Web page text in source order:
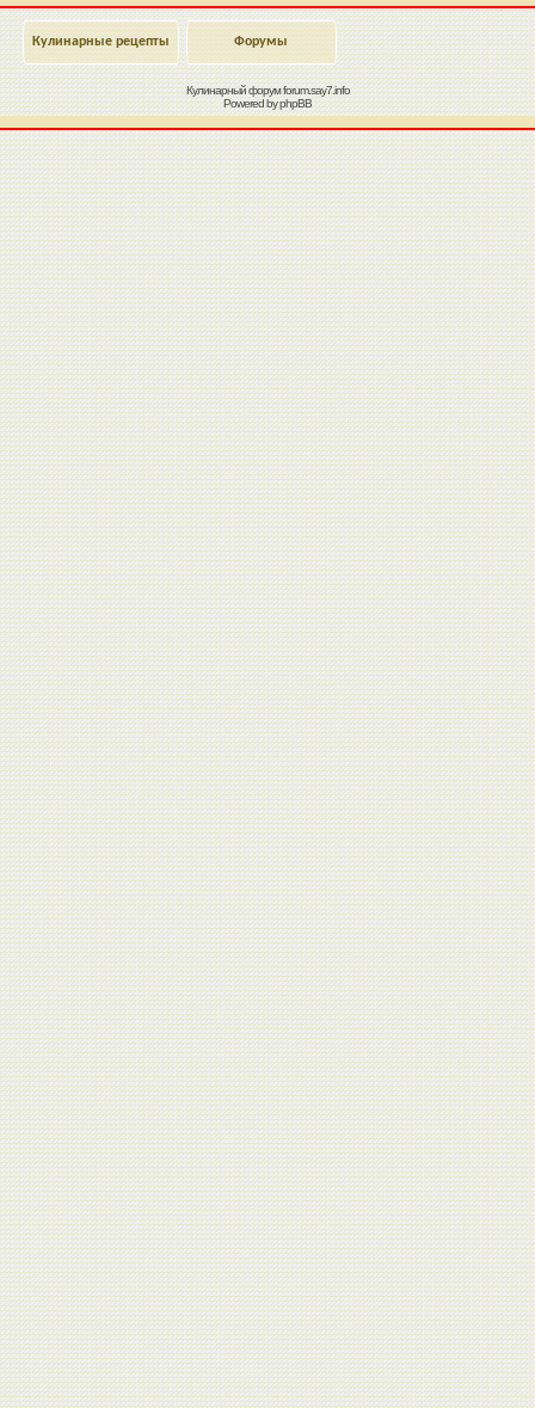
Кулинарные рецепты Форумы
Кулинарный форумforum.say7.info
Powered byphpBB